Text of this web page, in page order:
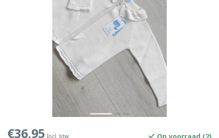
€36,95 Incl. btw